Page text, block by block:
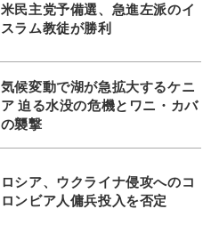
米民主党予備選、急進左派のイ
スラム教徒が勝利
気候変動で湖が急拡大するケニ
ア 迫る水没の危機とワニ・カバ
の襲撃
ロシア、ウクライナ侵攻へのコ
ロンビア人傭兵投入を否定